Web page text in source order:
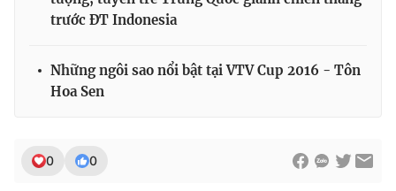
trước ĐT Indonesia
Những ngôi sao nổi bật tại VTV Cup 2016 - Tôn
Hoa Sen
0 0